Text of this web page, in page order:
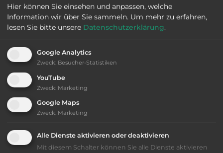
Telefon: 0041 56 2652828
Sehenswürdigkeiten:
Verenamünster, Schloss Zurzach mit Park.
Ausstattung:
Hier können Sie einsehen und anpassen, welche
Information wir über Sie sammeln. Um mehr zu erfahren,
lesen Sie bitte unsere Datenschutzerklärung.
Google Analytics
Zweck: Besucher-Statistiken
YouTube
Zweck: Marketing
Google Maps
Zweck: Marketing
Alle Dienste aktivieren oder deaktivieren
Mit diesem Schalter können Sie alle Dienste aktivieren